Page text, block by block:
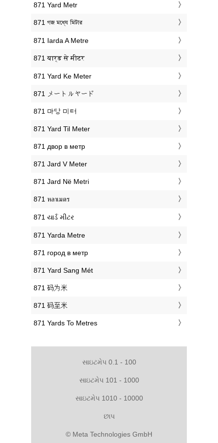
‎871 Yard Metr
‎871 গজ মধ্যে মিটার
‎871 Iarda A Metre
‎871 यार्ड से मीटर
‎871 Yard Ke Meter
‎871 メートルヤード
‎871 마당 미터
‎871 Yard Til Meter
‎871 двор в метр
‎871 Jard V Meter
‎871 Jard Në Metri
‎871 หลาเมตร
‎871 યાર્ડ મીટર
‎871 Yarda Metre
‎871 город в метр
‎871 Yard Sang Mét
‎871 码为米
‎871 码至米
‎871 Yards To Metres
સાઇટમેપ 0.1 - 100
સાઇટમેપ 101 - 1000
સાઇટમેપ 1010 - 10000
છાપ
© Meta Technologies GmbH